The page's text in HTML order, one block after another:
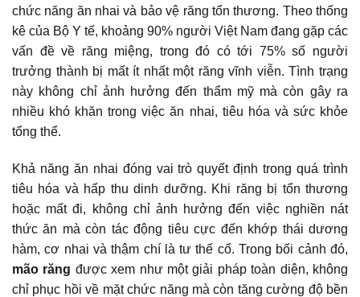
chức năng ăn nhai và bảo vệ răng tổn thương. Theo thống
kê của Bộ Y tế, khoảng 90% người Việt Nam đang gặp các
vấn đề về răng miệng, trong đó có tới 75% số người
trưởng thành bị mất ít nhất một răng vĩnh viễn. Tình trạng
này không chỉ ảnh hưởng đến thẩm mỹ mà còn gây ra
nhiều khó khăn trong việc ăn nhai, tiêu hóa và sức khỏe
tổng thể.
Khả năng ăn nhai đóng vai trò quyết định trong quá trình
tiêu hóa và hấp thu dinh dưỡng. Khi răng bị tổn thương
hoặc mất đi, không chỉ ảnh hưởng đến việc nghiền nát
thức ăn mà còn tác động tiêu cực đến khớp thái dương
hàm, cơ nhai và thậm chí là tư thế cổ. Trong bối cảnh đó,
mão răng được xem như một giải pháp toàn diện, không
chỉ phục hồi về mặt chức năng mà còn tăng cường độ bền